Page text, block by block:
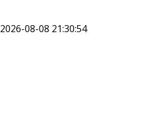
2026-08-08 21:30:54